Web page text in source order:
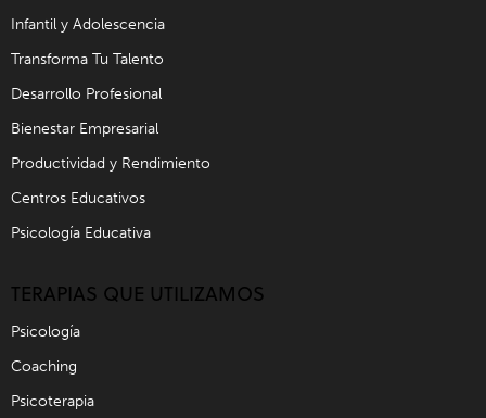
Infantil y Adolescencia
Transforma Tu Talento
Desarrollo Profesional
Bienestar Empresarial
Productividad y Rendimiento
Centros Educativos
Psicología Educativa
TERAPIAS QUE UTILIZAMOS
Psicología
Coaching
Psicoterapia